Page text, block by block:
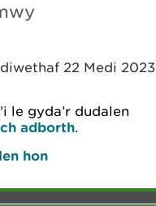
22 Medi 2023
le gyda’r dudalen
adborth.
hon